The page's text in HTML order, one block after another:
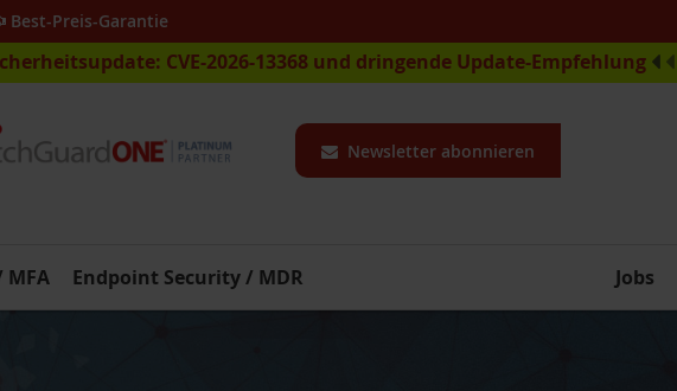
CVE-2026-13368 und dringende Update-Empfehlung
Newsletter abonnieren
Best-Preis-Garantie
Endpoint Security / MDR Jobs